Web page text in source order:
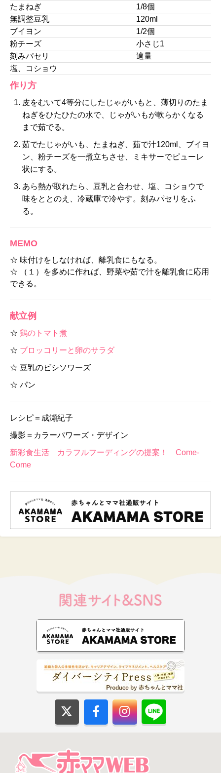
たまねぎ
1/8個
無調整豆乳
120ml
ブイヨン
1/2個
粉チーズ
小さじ1
刻みパセリ
適量
塩、コショウ
作り方
皮をむいて4等分にしたじゃがいもと、薄切りのたま
ねぎをひたひたの水で、じゃがいもが軟らかくなる
まで茹でる。
茹でたじゃがいも、たまねぎ、茹で汁120ml、ブイヨ
ン、粉チーズを一煮立ちさせ、ミキサーでピューレ
状にする。
あら熱が取れたら、豆乳と合わせ、塩、コショウで
味をととのえ、冷蔵庫で冷やす。刻みパセリをふ
る。
MEMO
☆ 味付けをしなければ、離乳食にもなる。
☆ （１）を多めに作れば、野菜や茹で汁を離乳食に応用
できる。
献立例
☆ 鶏のトマト煮
☆ ブロッコリーと卵のサラダ
☆ 豆乳のビシソワーズ
☆ パン
レシピ＝成瀬紀子
撮影＝カラーパワーズ・デザイン
新彩食生活 カラフルフーディングの提案！ Come-
Come